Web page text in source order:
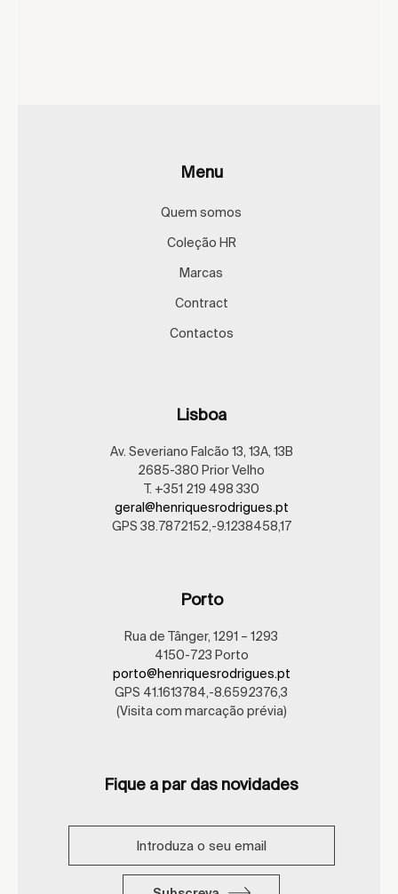
Menu
Quem somos
Coleção HR
Marcas
Contract
Contactos
Lisboa
Av. Severiano Falcão 13, 13A, 13B
2685-380 Prior Velho
T. +351 219 498 330
geral@henriquesrodrigues.pt
GPS 38.7872152,-9.1238458,17
Porto
Rua de Tânger, 1291 – 1293
4150-723 Porto
porto@henriquesrodrigues.pt
GPS 41.1613784,-8.6592376,3
(Visita com marcação prévia)
Fique a par das novidades